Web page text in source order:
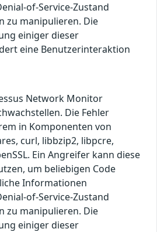
of-Service-Zustand
zu manipulieren. Die
einiger dieser
eine Benutzerinteraktion
Network Monitor
Die Fehler
in Komponenten von
curl, libbzip2, libpcre,
Ein Angreifer kann diese
um beliebigen Code
Informationen
of-Service-Zustand
zu manipulieren. Die
einiger dieser